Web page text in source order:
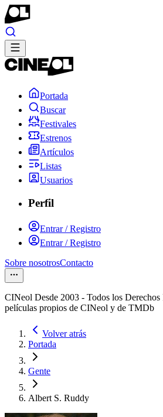
Portada
Buscar
Festivales
Estrenos
Artículos
Listas
Usuarios
Perfil
Entrar / Registro
Entrar / Registro
Sobre nosotrosContacto
CINeol Desde 2003 - Todos los Derechos
películas propios de CINeol y de TMDb
Volver atrás
Portada
Gente
Albert S. Ruddy